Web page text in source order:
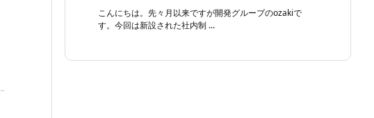
こんにちは。先々月以来ですが開発グループのozakiで
す。今回は新設された社内制 ...